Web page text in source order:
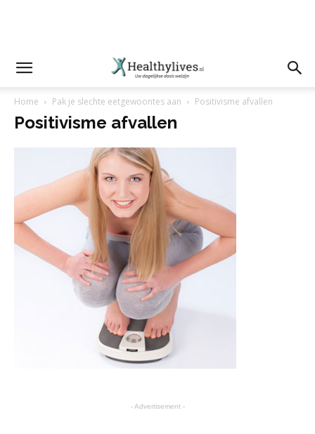
Home Pak je slechte eetgewoontes aan Positivisme afvallen
Positivisme afvallen
- Advertisement -